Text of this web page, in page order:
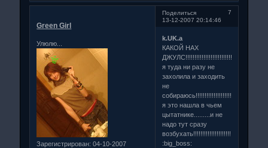
Поделиться
7
13-12-2007 20:14:46
Green Girl
Улюлю...
Зарегистрирован: 04-10-2007
k.UK.a
КАКОЙ НАХ
ДЖУЛС!!!!!!!!!!!!!!!!!!!!!!!!!!!
я туда ни разу не
захолила и заходить
не
собираюсь!!!!!!!!!!!!!!!!!!!!!!!!!!!!!
я это нашла в чьем
цытатнике.........и не
надо тут сразу
возбухать!!!!!!!!!!!!!!!!!!!!!!!!!!!!!!!!!!!!
:big_boss: